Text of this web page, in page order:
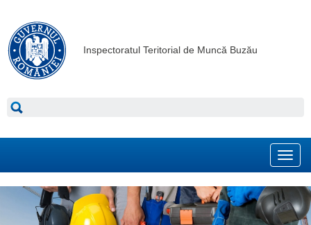
Inspectoratul Teritorial de Muncă Buzău